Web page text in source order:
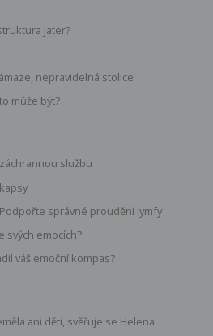
jater?
nepravidelná stolice
může být?
službu
správné proudění lymfy
svých emocích?
váš emoční kompas?
ani děti, svěřuje se Helena